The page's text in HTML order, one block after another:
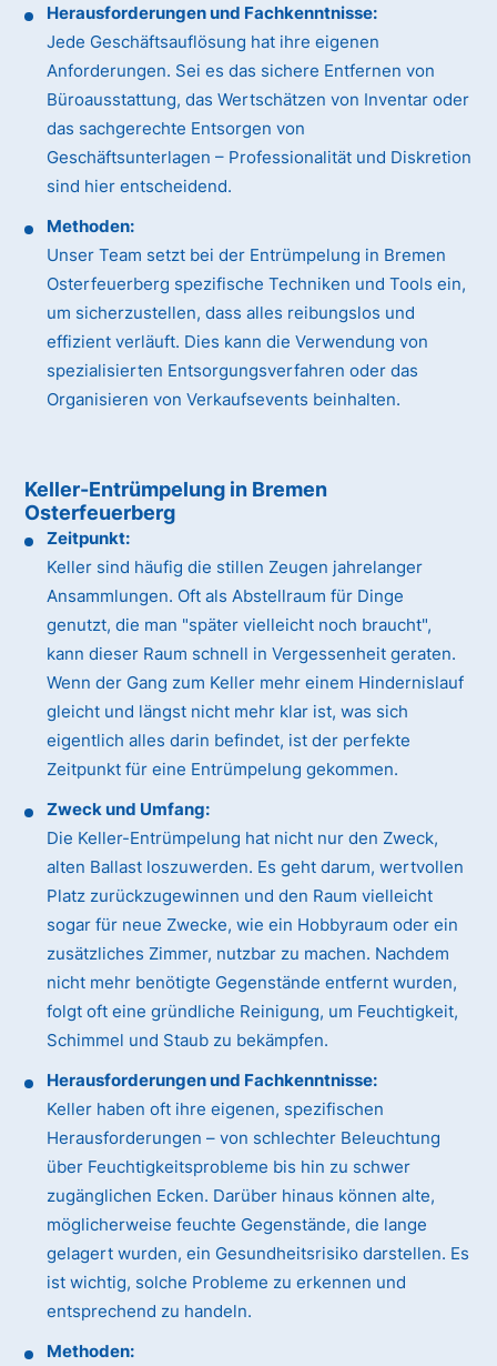
Herausforderungen und Fachkenntnisse:
Jede Geschäftsauflösung hat ihre eigenen
Anforderungen. Sei es das sichere Entfernen von
Büroausstattung, das Wertschätzen von Inventar oder
das sachgerechte Entsorgen von
Geschäftsunterlagen – Professionalität und Diskretion
sind hier entscheidend.
Methoden:
Unser Team setzt bei der Entrümpelung in Bremen
Osterfeuerberg spezifische Techniken und Tools ein,
um sicherzustellen, dass alles reibungslos und
effizient verläuft. Dies kann die Verwendung von
spezialisierten Entsorgungsverfahren oder das
Organisieren von Verkaufsevents beinhalten.
Keller-Entrümpelung in Bremen
Osterfeuerberg
Zeitpunkt:
Keller sind häufig die stillen Zeugen jahrelanger
Ansammlungen. Oft als Abstellraum für Dinge
genutzt, die man "später vielleicht noch braucht",
kann dieser Raum schnell in Vergessenheit geraten.
Wenn der Gang zum Keller mehr einem Hindernislauf
gleicht und längst nicht mehr klar ist, was sich
eigentlich alles darin befindet, ist der perfekte
Zeitpunkt für eine Entrümpelung gekommen.
Zweck und Umfang:
Die Keller-Entrümpelung hat nicht nur den Zweck,
alten Ballast loszuwerden. Es geht darum, wertvollen
Platz zurückzugewinnen und den Raum vielleicht
sogar für neue Zwecke, wie ein Hobbyraum oder ein
zusätzliches Zimmer, nutzbar zu machen. Nachdem
nicht mehr benötigte Gegenstände entfernt wurden,
folgt oft eine gründliche Reinigung, um Feuchtigkeit,
Schimmel und Staub zu bekämpfen.
Herausforderungen und Fachkenntnisse:
Keller haben oft ihre eigenen, spezifischen
Herausforderungen – von schlechter Beleuchtung
über Feuchtigkeitsprobleme bis hin zu schwer
zugänglichen Ecken. Darüber hinaus können alte,
möglicherweise feuchte Gegenstände, die lange
gelagert wurden, ein Gesundheitsrisiko darstellen. Es
ist wichtig, solche Probleme zu erkennen und
entsprechend zu handeln.
Methoden: